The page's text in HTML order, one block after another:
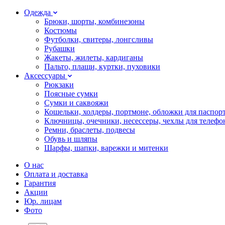
Одежда
Брюки, шорты, комбинезоны
Костюмы
Футболки, свитеры, лонгсливы
Рубашки
Жакеты, жилеты, кардиганы
Пальто, плащи, куртки, пуховики
Аксессуары
Рюкзаки
Поясные сумки
Сумки и саквояжи
Кошельки, холдеры, портмоне, обложки для
Ключницы, очечники, несессеры, чехлы для
Ремни, браслеты, подвесы
Обувь и шляпы
Шарфы, шапки, варежки и митенки
О нас
Оплата и доставка
Гарантия
Акции
Юр. лицам
Фото